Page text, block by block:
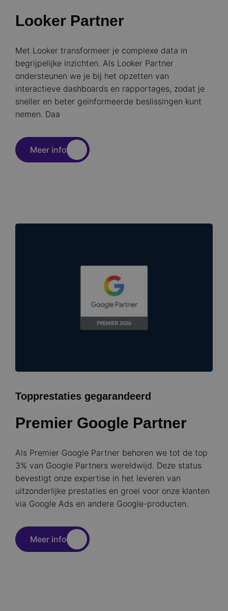
Looker Partner
Met Looker transformeer je complexe data in
begrijpelijke inzichten. Als Looker Partner
ondersteunen we je bij het opzetten van
interactieve dashboards en rapportages, zodat je
sneller en beter geïnformeerde beslissingen kunt
nemen. Daa
Meer info
Topprestaties gegarandeerd
Premier Google Partner
Als Premier Google Partner behoren we tot de top
3% van Google Partners wereldwijd. Deze status
bevestigt onze expertise in het leveren van
uitzonderlijke prestaties en groei voor onze klanten
via Google Ads en andere Google-producten.
Meer info